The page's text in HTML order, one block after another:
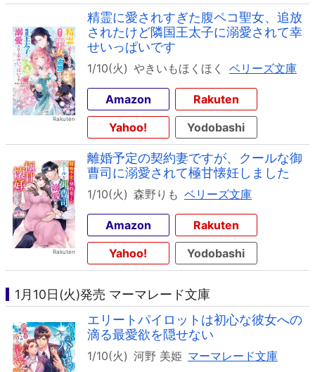
精霊に愛されすぎた腹ペコ聖女、追放
されたけど隣国王太子に溺愛されて幸
せいっぱいです
1/10(火) やきいもほくほく ベリーズ文庫
Amazon
Rakuten
Yahoo!
Yodobashi
離婚予定の契約妻ですが、クールな御
曹司に溺愛されて極甘懐妊しました
1/10(火) 森野りも ベリーズ文庫
Amazon
Rakuten
Yahoo!
Yodobashi
1月10日(火)発売 マーマレード文庫
エリートパイロットは初心な彼女への
滴る最愛欲を隠せない
1/10(火) 河野 美姫 マーマレード文庫